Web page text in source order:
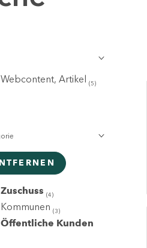
Webcontent, Artikel (5)
Zuschuss (4)
Kommunen (3)
Öffentliche Kunden